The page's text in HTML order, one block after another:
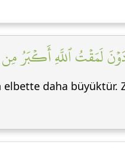
لَمَقۡتُ ٱللَّهِ أَكۡبَرُ
daha büyüktür.